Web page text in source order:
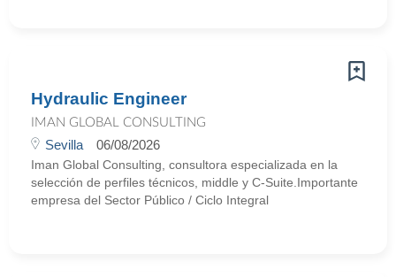
Hydraulic Engineer
IMAN GLOBAL CONSULTING
Sevilla 06/08/2026
Iman Global Consulting, consultora especializada en la
selección de perfiles técnicos, middle y C-Suite.Importante
empresa del Sector Público / Ciclo Integral